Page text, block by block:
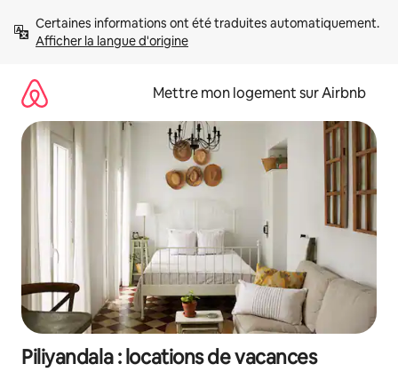
directement
Afficher la langue d'origine
Mettre mon logement sur Airbnb
Piliyandala : locations de vacances